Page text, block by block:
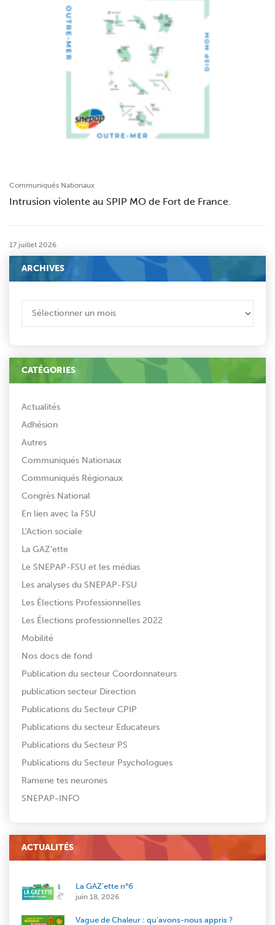
Communiqués Nationaux
Intrusion violente au SPIP MO de Fort de France.
17 juillet 2026
ARCHIVES
CATÉGORIES
Actualités
Adhésion
Autres
Communiqués Nationaux
Communiqués Régionaux
Congrès National
En lien avec la FSU
L'Action sociale
La GAZ'ette
Le SNEPAP-FSU et les médias
Les analyses du SNEPAP-FSU
Les Élections Professionnelles
Les Élections professionnelles 2022
Mobilité
Nos docs de fond
Publication du secteur Coordonnateurs
publication secteur Direction
Publications du Secteur CPIP
Publications du secteur Educateurs
Publications du Secteur PS
Publications du Secteur Psychologues
Ramene tes neurones
SNEPAP-INFO
ACTUALITÉS
La GAZ’ette n°6
juin 18, 2026
Vague de Chaleur : qu’avons-nous appris ?